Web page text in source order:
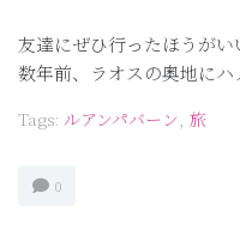
友達にぜひ行ったほうがい
数年前、ラオスの奥地に
Tags: ルアンパバーン 旅
0